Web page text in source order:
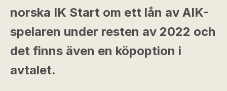
norska IK Start om ett lån av AIK-
spelaren under resten av 2022 och
det finns även en köpoption i
avtalet.